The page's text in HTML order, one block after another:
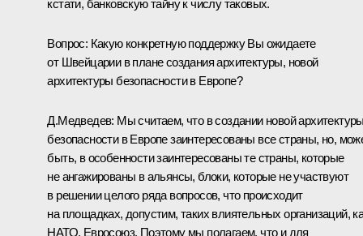
кстати, банковскую тайну к числу таковых.
Вопрос: Какую конкретную поддержку Вы ожидаете
от Швейцарии в плане создания архитектуры, новой
архитектуры безопасности в Европе?
Д.Медведев: Мы считаем, что в создании новой
безопасности в Европе заинтересованы все страны, но,
быть, в особенности заинтересованы те страны, которые
не ангажированы в альянсы, блоки, которые не участвуют
в решении целого ряда вопросов, что происходит
на площадках, допустим, таких влиятельных организаций,
НАТО, Евросоюз. Поэтому мы полагаем, что и для